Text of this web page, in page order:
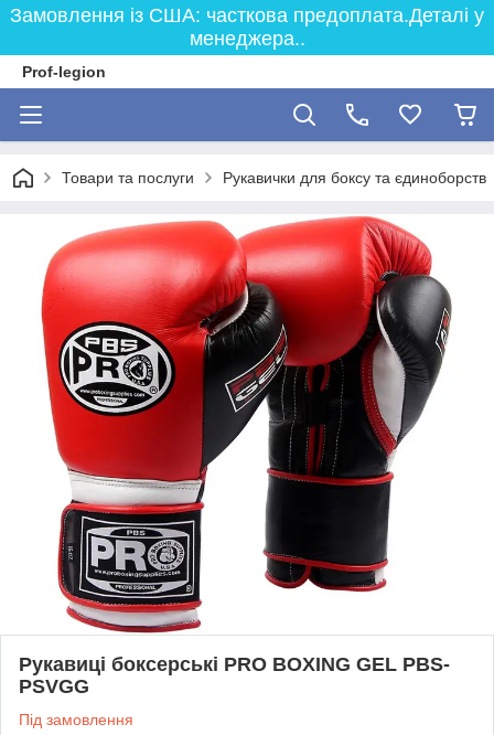
Замовлення із США: часткова предоплата.Деталі у
менеджера..
Prof-legion
Товари та послуги Рукавички для боксу та єдиноборств
Рукавиці боксерські PRO BOXING GEL PBS-
PSVGG
Під замовлення